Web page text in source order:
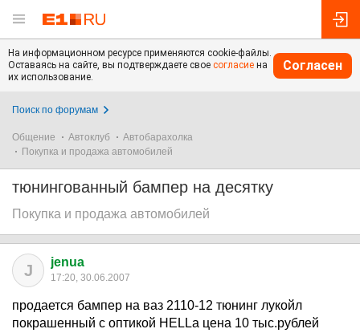
На информационном ресурсе применяются cookie-файлы.
Оставаясь на сайте, вы подтверждаете свое согласие на
их использование.
Согласен
Поиск по форумам
Общение Автоклуб
Автобарахолка
Покупка и продажа автомобилей
тюнингованный бампер на десятку
Покупка и продажа автомобилей
J jenua
17:20, 30.06.2007
продается бампер на ваз 2110-12 тюнинг лукойл
покрашенный с оптикой HELLa цена 10 тыс.рублей